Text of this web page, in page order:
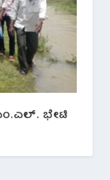
ಭೇಟಿ